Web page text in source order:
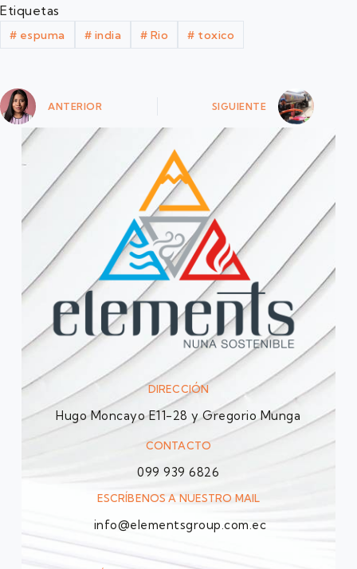
Etiquetas
# espuma # india # Rio # toxico
ANTERIOR SIGUIENTE
DIRECCIÓN
Hugo Moncayo E11-28 y Gregorio Munga
CONTACTO
099 939 6826
ESCRÍBENOS A NUESTRO MAIL
info@elementsgroup.com.ec